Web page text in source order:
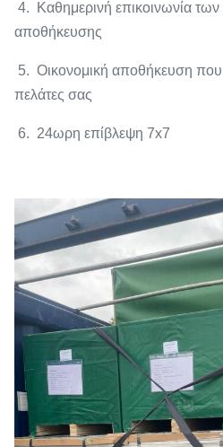
4. Καθημερινή επικοινωνία
αποθήκευσης
5. Οικονομική αποθήκευση που
πελάτες σας
6. 24ωρη επίβλεψη 7x7